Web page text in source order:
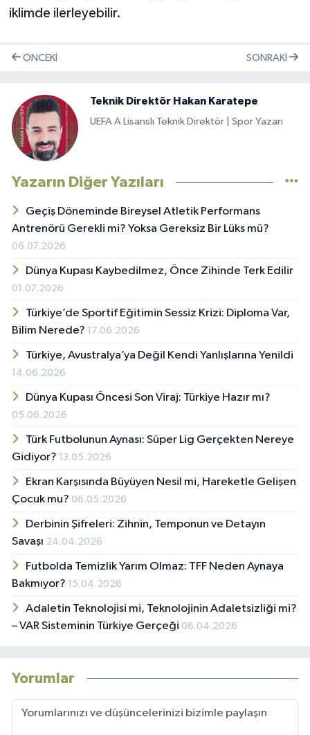
iklimde ilerleyebilir.
ÖNCEKI SONRAKI
Teknik Direktör Hakan Karatepe
UEFA A Lisanslı Teknik Direktör | Spor Yazarı
Yazarın Diğer Yazıları
Geçiş Döneminde Bireysel Atletik Performans
Antrenörü Gerekli mi? Yoksa Gereksiz Bir Lüks mü?
06.07.2026
Dünya Kupası Kaybedilmez, Önce Zihinde Terk Edilir
01.07.2026
Türkiye’de Sportif Eğitimin Sessiz Krizi: Diploma Var,
Bilim Nerede? 17.06.2026
Türkiye, Avustralya’ya Değil Kendi Yanlışlarına Yenildi
14.06.2026
Dünya Kupası Öncesi Son Viraj: Türkiye Hazır mı?
05.06.2026
Türk Futbolunun Aynası: Süper Lig Gerçekten Nereye
Gidiyor? 13.05.2026
Ekran Karşısında Büyüyen Nesil mi, Hareketle Gelişen
Çocuk mu? 06.05.2026
Derbinin Şifreleri: Zihnin, Temponun ve Detayın
Savaşı 24.04.2026
Futbolda Temizlik Yarım Olmaz: TFF Neden Aynaya
Bakmıyor? 15.04.2026
Adaletin Teknolojisi mi, Teknolojinin Adaletsizliği mi?
– VAR Sisteminin Türkiye Gerçeği 06.04.2026
Yorumlar